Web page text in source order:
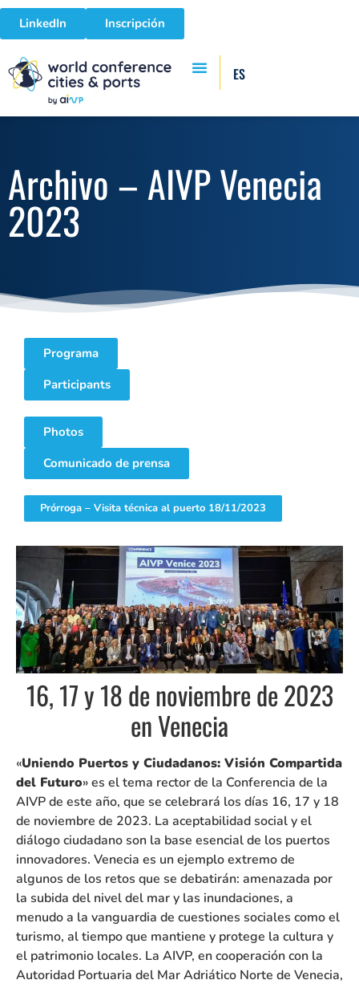
LinkedIn Inscripción
ES
Archivo – AIVP Venecia
2023
Programa
Participants
Photos
Comunicado de prensa
Prórroga – Visita técnica al puerto 18/11/2023
16, 17 y 18 de noviembre de 2023
en Venecia
«Uniendo Puertos y Ciudadanos: Visión Compartida
del Futuro» es el tema rector de la Conferencia de la
AIVP de este año, que se celebrará los días 16, 17 y 18
de noviembre de 2023. La aceptabilidad social y el
diálogo ciudadano son la base esencial de los puertos
innovadores. Venecia es un ejemplo extremo de
algunos de los retos que se debatirán: amenazada por
la subida del nivel del mar y las inundaciones, a
menudo a la vanguardia de cuestiones sociales como el
turismo, al tiempo que mantiene y protege la cultura y
el patrimonio locales. La AIVP, en cooperación con la
Autoridad Portuaria del Mar Adriático Norte de Venecia,